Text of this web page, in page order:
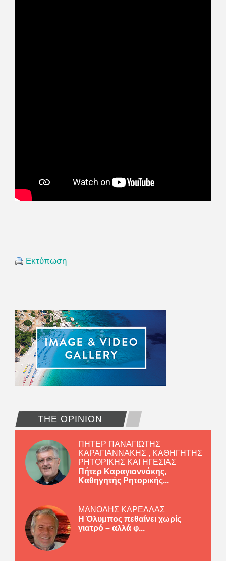
Εκτύπωση
THE OPINION
ΠΗΤΕΡ ΠΑΝΑΓΙΩΤΗΣ
ΚΑΡΑΓΙΑΝΝΑΚΗΣ , ΚΑΘΗΓΗΤΗΣ
ΡΗΤΟΡΙΚΗΣ ΚΑΙ ΗΓΕΣΙΑΣ
Πήτερ Καραγιαννάκης,
Καθηγητής Ρητορικής...
ΜΑΝΟΛΗΣ ΚΑΡΕΛΛΑΣ
Η Όλυμπος πεθαίνει χωρίς
γιατρό – αλλά φ...